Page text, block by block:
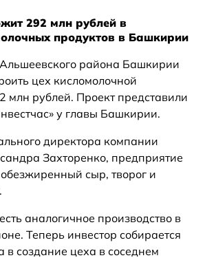
292 млн рублей в
продуктов в Башкирии
района Башкирии
цех кисломолочной
млн рублей. Проект представили
у главы Башкирии.
директора компании
Захторенко, предприятие
сыр, творог и
аналогичное производство в
Теперь инвестор собирается
в создание цеха в соседнем